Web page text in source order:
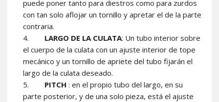
puede poner tanto para diestros como para zurdos
con tan solo aflojar un tornillo y apretar el de la parte
contraria.
LARGO DE LA CULATA: Un tubo interior sobre
el cuerpo de la culata con un ajuste interior de tope
mecánico y un tornillo de apriete del tubo fijarán el
largo de la culata deseado.
PITCH : en el propio tubo del largo, en su
parte posterior, y de una solo pieza, está el ajuste